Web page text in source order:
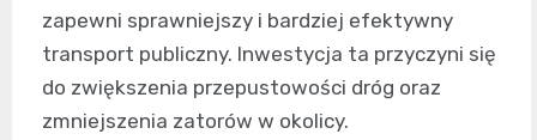
zapewni sprawniejszy i bardziej efektywny
transport publiczny. Inwestycja ta przyczyni się
do zwiększenia przepustowości dróg oraz
zmniejszenia zatorów w okolicy.